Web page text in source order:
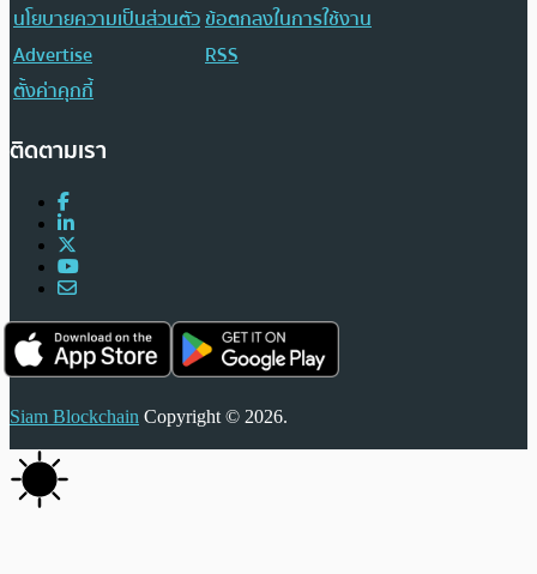
นโยบายความเป็นส่วนตัวข้อตกลงในการใช้งาน
Advertise
RSS
ตั้งค่าคุกกี้
ติดตามเรา
Siam Blockchain Copyright © 2026.